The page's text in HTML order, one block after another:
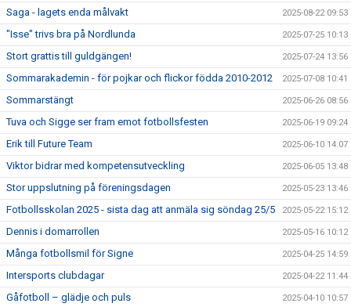
Saga - lagets enda målvakt 2025-08-22 09:53
"Isse" trivs bra på Nordlunda 2025-07-25 10:13
Stort grattis till guldgängen! 2025-07-24 13:56
Sommarakademin - för pojkar och flickor födda 2010-2012 2025-07-08 10:41
Sommarstängt 2025-06-26 08:56
Tuva och Sigge ser fram emot fotbollsfesten 2025-06-19 09:24
Erik till Future Team 2025-06-10 14:07
Viktor bidrar med kompetensutveckling 2025-06-05 13:48
Stor uppslutning på föreningsdagen 2025-05-23 13:46
Fotbollsskolan 2025 - sista dag att anmäla sig söndag 25/5 2025-05-22 15:12
Dennis i domarrollen 2025-05-16 10:12
Många fotbollsmil för Signe 2025-04-25 14:59
Intersports clubdagar 2025-04-22 11:44
Gåfotboll – glädje och puls 2025-04-10 10:57